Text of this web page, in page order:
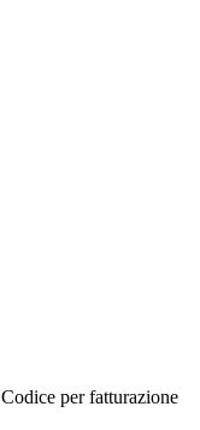
Codice per fatturazione